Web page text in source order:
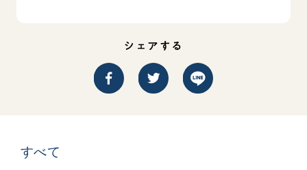
Soka Gakkai グローバルサイト
SOKA PICKS
シェアする
すべて